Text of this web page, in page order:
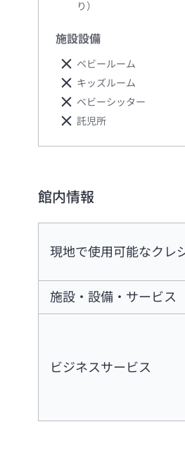
り）
施設設備
ベビールーム
キッズルーム
ベビーシッター
託児所
館内情報
現地で使用可能なクレ
施設・設備・サービス
ビジネスサービス